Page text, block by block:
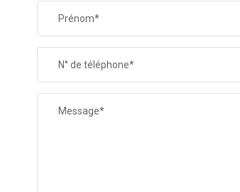
Prénom*
N° de téléphone*
Message*